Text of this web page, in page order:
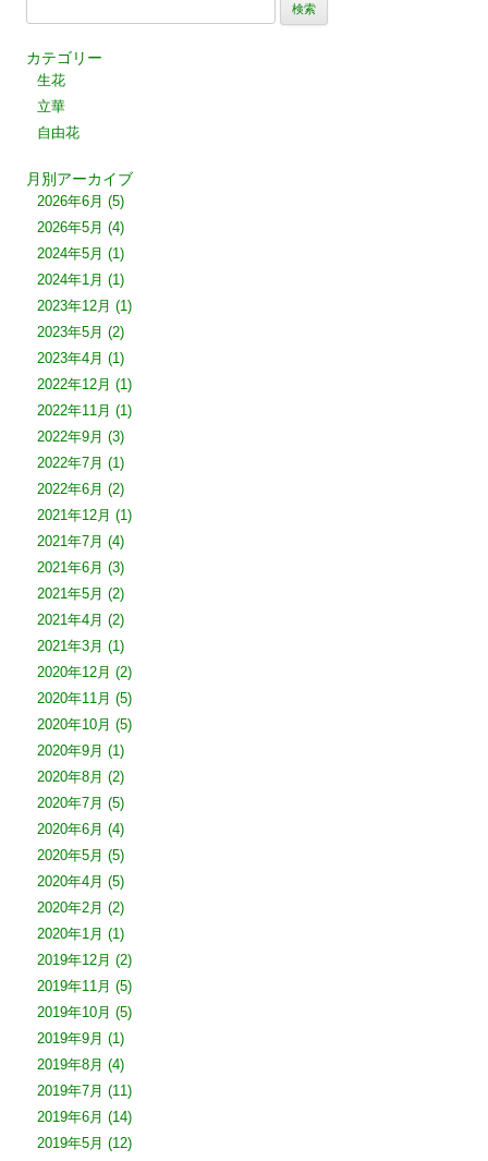
ゲ
ー
シ
ョ
ン
カテゴリー
生花
立華
自由花
月別アーカイブ
2026年6月 (5)
2026年5月 (4)
2024年5月 (1)
2024年1月 (1)
2023年12月 (1)
2023年5月 (2)
2023年4月 (1)
2022年12月 (1)
2022年11月 (1)
2022年9月 (3)
2022年7月 (1)
2022年6月 (2)
2021年12月 (1)
2021年7月 (4)
2021年6月 (3)
2021年5月 (2)
2021年4月 (2)
2021年3月 (1)
2020年12月 (2)
2020年11月 (5)
2020年10月 (5)
2020年9月 (1)
2020年8月 (2)
2020年7月 (5)
2020年6月 (4)
2020年5月 (5)
2020年4月 (5)
2020年2月 (2)
2020年1月 (1)
2019年12月 (2)
2019年11月 (5)
2019年10月 (5)
2019年9月 (1)
2019年8月 (4)
2019年7月 (11)
2019年6月 (14)
2019年5月 (12)